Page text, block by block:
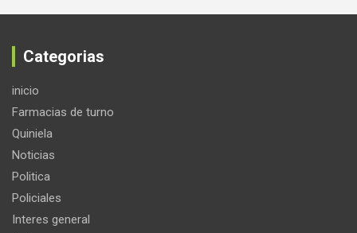
Categorias
inicio
Farmacias de turno
Quiniela
Noticias
Politica
Policiales
Interes general